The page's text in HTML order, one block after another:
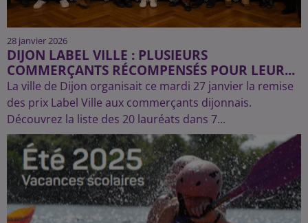
28 janvier 2026
DIJON LABEL VILLE : PLUSIEURS
COMMERÇANTS RÉCOMPENSÉS POUR LEUR...
La ville de Dijon organisait ce mardi 27 janvier la remise
des prix Label Ville aux commerçants dijonnais.
Découvrez la liste des 20 lauréats dans 7...